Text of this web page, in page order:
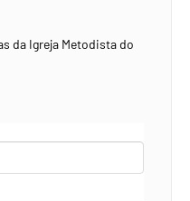
da Igreja Metodista do